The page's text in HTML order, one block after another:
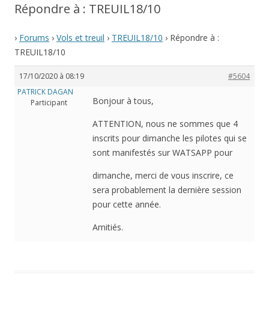
Répondre à : TREUIL18/10
› Forums › Vols et treuil › TREUIL18/10 › Répondre à :
TREUIL18/10
17/10/2020 à 08:19
#5604
PATRICK DAGAN
Participant
Bonjour à tous,
ATTENTION, nous ne sommes que 4
inscrits pour dimanche les pilotes qui se
sont manifestés sur WATSAPP pour
dimanche, merci de vous inscrire, ce
sera probablement la dernière session
pour cette année.
Amitiés.